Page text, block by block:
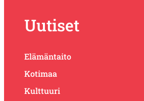
Uutiset
Elämäntaito
Kotimaa
Kulttuuri